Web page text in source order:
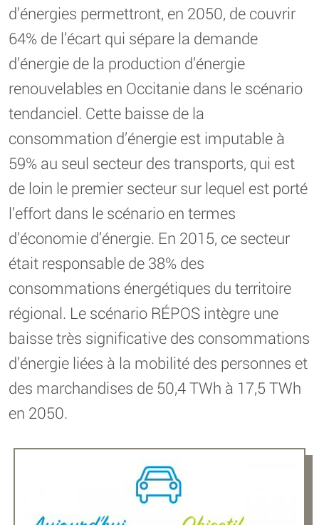
d’énergies permettront, en 2050, de couvrir
64% de l’écart qui sépare la demande
d’énergie de la production d’énergie
renouvelables en Occitanie dans le scénario
tendanciel. Cette baisse de la
consommation d’énergie est imputable à
59% au seul secteur des transports, qui est
de loin le premier secteur sur lequel est porté
l’effort dans le scénario en termes
d’économie d’énergie. En 2015, ce secteur
était responsable de 38% des
consommations énergétiques du territoire
régional. Le scénario RÉPOS intègre une
baisse très significative des consommations
d’énergie liées à la mobilité des personnes et
des marchandises de 50,4 TWh à 17,5 TWh
en 2050.